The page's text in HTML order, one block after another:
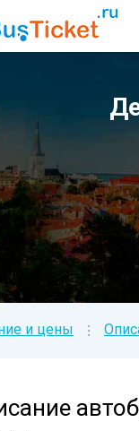
и цены ⁝